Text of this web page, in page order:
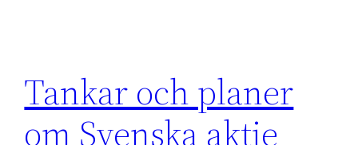
Tankar och planer
om Svenska aktie